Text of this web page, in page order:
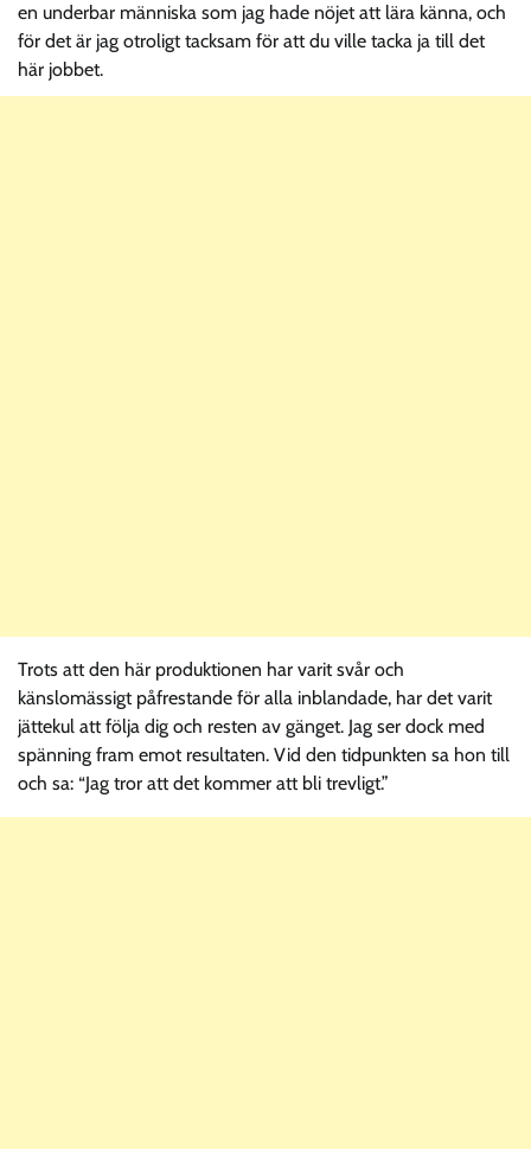
en underbar människa som jag hade nöjet att lära känna, och
för det är jag otroligt tacksam för att du ville tacka ja till det
här jobbet.
Trots att den här produktionen har varit svår och
känslomässigt påfrestande för alla inblandade, har det varit
jättekul att följa dig och resten av gänget. Jag ser dock med
spänning fram emot resultaten. Vid den tidpunkten sa hon till
och sa: “Jag tror att det kommer att bli trevligt.”